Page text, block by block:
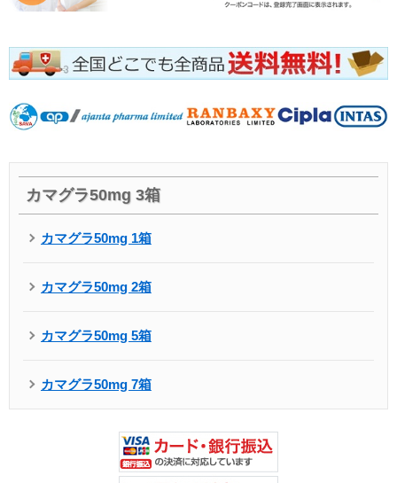
カマグラ50mg 3箱
カマグラ50mg 1箱
カマグラ50mg 2箱
カマグラ50mg 5箱
カマグラ50mg 7箱